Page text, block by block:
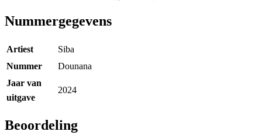
Nummergegevens
Artiest
Siba
Nummer
Dounana
Jaar van
uitgave
2024
Beoordeling